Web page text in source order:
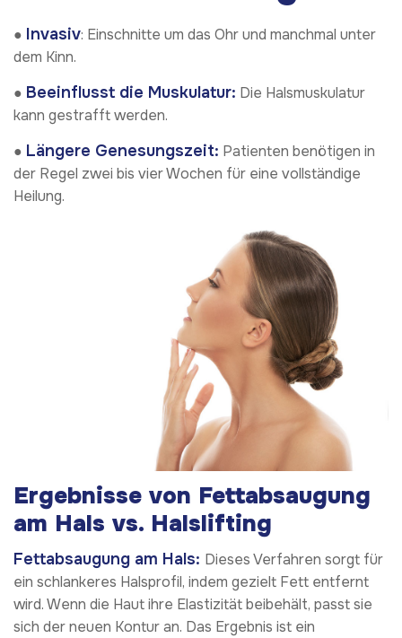
● Invasiv: Einschnitte um das Ohr und manchmal unter
dem Kinn.
● Beeinflusst die Muskulatur: Die Halsmuskulatur
kann gestrafft werden.
● Längere Genesungszeit: Patienten benötigen in
der Regel zwei bis vier Wochen für eine vollständige
Heilung.
Ergebnisse von Fettabsaugung
am Hals vs. Halslifting
Fettabsaugung am Hals: Dieses Verfahren sorgt für
ein schlankeres Halsprofil, indem gezielt Fett entfernt
wird. Wenn die Haut ihre Elastizität beibehält, passt sie
sich der neuen Kontur an. Das Ergebnis ist ein